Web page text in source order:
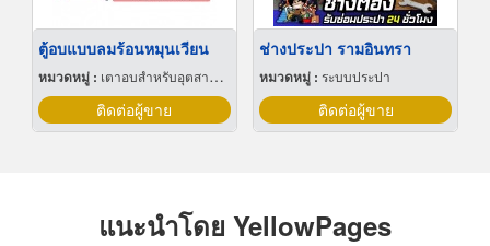
ตู้อบแบบลมร้อนหมุนเวียน
หมวดหมู่ : เตาอบสำหรับอุตสาหกรรม
ติดต่อผู้ขาย
ช่างประปา รามอินทรา
หมวดหมู่ : ระบบประปา
ติดต่อผู้ขาย
แนะนำโดย YellowPages